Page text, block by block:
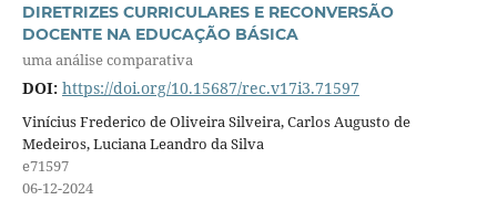
DIRETRIZES CURRICULARES E RECONVERSÃO
DOCENTE NA EDUCAÇÃO BÁSICA
uma análise comparativa
DOI: https://doi.org/10.15687/rec.v17i3.71597
Vinícius Frederico de Oliveira Silveira, Carlos Augusto de
Medeiros, Luciana Leandro da Silva
e71597
06-12-2024